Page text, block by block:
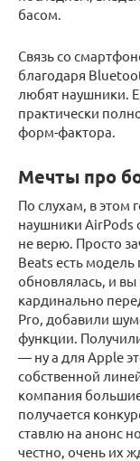
басом.
Связь со
благодаря
любят наушники.
практически
форм-фактора.
Мечты про
По слухам, в этом
наушники AirPods
не верю. Просто
Beats есть
обновлялась, и вы
кардинально
Pro, добавили
функции.
— ну а для Apple
собственной
компания
получается
ставлю на анонс
честно, очень их